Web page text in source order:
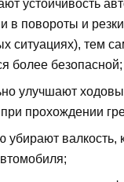
устойчивость
в повороты и
ситуациях), тем
более безопасной;
улучшают
прохождении
убирают валкость,